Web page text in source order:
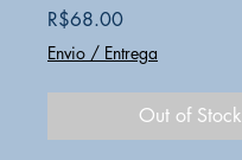
R$68.00Price
Envio / Entrega
Out of Stock